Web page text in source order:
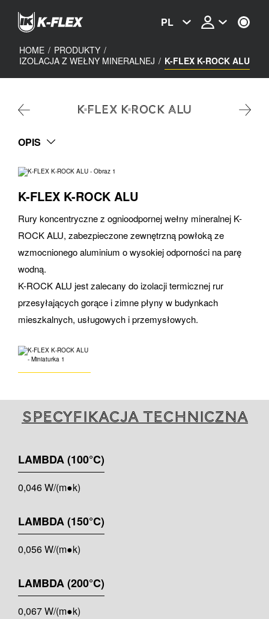
content
PL
HOME / PRODUKTY /
IZOLACJA Z WEŁNY MINERALNEJ / K-FLEX K-ROCK ALU
K-FLEX K-ROCK ALU
OPIS
K-FLEX K-ROCK ALU
Rury koncentryczne z ognioodpornej wełny mineralnej K-
ROCK ALU, zabezpieczone zewnętrzną powłoką ze
wzmocnionego aluminium o wysokiej odporności na parę
wodną.
K-ROCK ALU jest zalecany do izolacji termicznej rur
przesyłających gorące i zimne płyny w budynkach
mieszkalnych, usługowych i przemysłowych.
Specyfikacja techniczna
LAMBDA (100°C)
0,046 W/(m●k)
LAMBDA (150°C)
0,056 W/(m●k)
LAMBDA (200°C)
0,067 W/(m●k)